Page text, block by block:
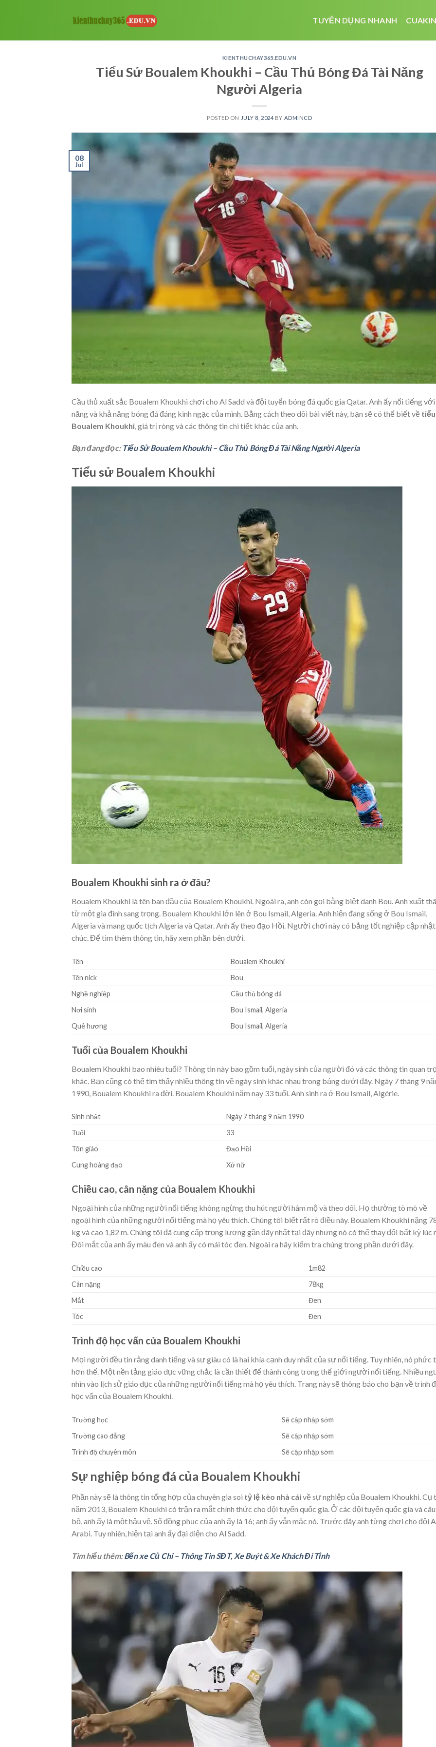
TUYỂN DỤNG NHANH
KIENTHUCHAY365.EDU.VN
Tiểu Sử Boualem Khoukhi – Cầu Thủ Bóng Đá Tài Năng
Người Algeria
POSTED ON JULY 8, 2024 BY ADMINCD
08
Jul
Cầu thủ xuất sắc Boualem Khoukhi chơi cho Al Sadd và đội tuyển bóng đá quốc gia Qatar. Anh ấy nổi tiếng
năng và khả năng bóng đá đáng kinh ngạc của mình. Bằng cách theo dõi bài viết này, bạn sẽ có thể biết về
Boualem Khoukhi , giá trị ròng và các thông tin chi tiết khác của anh.
Bạn đang đọc: Tiểu Sử Boualem Khoukhi – Cầu Thủ Bóng Đá Tài Năng Người Algeria
Tiểu sử Boualem Khoukhi
Boualem Khoukhi sinh ra ở đâu?
Boualem Khoukhi là tên ban đầu của Boualem Khoukhi. Ngoài ra, anh còn gọi bằng biệt danh Bou. Anh xuất
từ một gia đình sang trọng. Boualem Khoukhi lớn lên ở Bou Ismail, Algeria. Anh hiện đang sống ở Bou Ismail,
Algeria và mang quốc tịch Algeria và Qatar. Anh ấy theo đạo Hồi. Người chơi này có bằng tốt nghiệp cập
chúc. Để tìm thêm thông tin, hãy xem phần bên dưới.
Tên
Boualem Khoukhi
Tên nick
Bou
Nghề nghiệp
Cầu thủ bóng đá
Nơi sinh
Bou Ismail, Algeria
Quê hương
Bou Ismail, Algeria
Tuổi của Boualem Khoukhi
Boualem Khoukhi bao nhiêu tuổi? Thông tin này bao gồm tuổi, ngày sinh của người đó và các thông tin quan
khác. Bạn cũng có thể tìm thấy nhiều thông tin về ngày sinh khác nhau trong bảng dưới đây. Ngày 7 tháng 9
1990, Boualem Khoukhi ra đời. Boualem Khoukhi năm nay 33 tuổi. Anh sinh ra ở Bou Ismail, Algérie.
Sinh nhật
Ngày 7 tháng 9 năm 1990
Tuổi
33
Tôn giáo
Đạo Hồi
Cung hoàng đạo
Xử nữ
Chiều cao, cân nặng của Boualem Khoukhi
Ngoại hình của những người nổi tiếng không ngừng thu hút người hâm mộ và theo dõi. Họ thường tò mò về
ngoại hình của những người nổi tiếng mà họ yêu thích. Chúng tôi biết rất rõ điều này. Boualem Khoukhi nặng
kg và cao 1,82 m. Chúng tôi đã cung cấp trọng lượng gần đây nhất tại đây nhưng nó có thể thay đổi bất kỳ lúc
Đôi mắt của anh ấy màu đen và anh ấy có mái tóc đen. Ngoài ra hãy kiểm tra chúng trong phần dưới đây.
Chiều cao
1m82
Cân nặng
78kg
Mắt
Đen
Tóc
Đen
Trình độ học vấn của Boualem Khoukhi
Mọi người đều tin rằng danh tiếng và sự giàu có là hai khía cạnh duy nhất của sự nổi tiếng. Tuy nhiên, nó phức
hơn thế. Một nền tảng giáo dục vững chắc là cần thiết để thành công trong thế giới người nổi tiếng. Nhiều
nhìn vào lịch sử giáo dục của những người nổi tiếng mà họ yêu thích. Trang này sẽ thông báo cho bạn về trình
học vấn của Boualem Khoukhi.
Trường học
Sẽ cập nhập sớm
Trường cao đẳng
Sẽ cập nhập sớm
Trình độ chuyên môn
Sẽ cập nhập sớm
Sự nghiệp bóng đá của Boualem Khoukhi
Phần này sẽ là thông tin tổng hợp của chuyên gia soi tỷ lệ kèo nhà cáivề sự nghiệp của Boualem Khoukhi. Cụ
năm 2013, Boualem Khoukhi có trận ra mắt chính thức cho đội tuyển quốc gia. Ở các đội tuyển quốc gia và
bộ, anh ấy là một hậu vệ. Số đồng phục của anh ấy là 16; anh ấy vẫn mặc nó. Trước đây anh từng chơi cho đội
Arabi. Tuy nhiên, hiện tại anh ấy đại diện cho Al Sadd.
Tìm hiểu thêm:Bến xe Củ Chi – Thông Tin SĐT, Xe Buýt & Xe Khách Đi Tỉnh